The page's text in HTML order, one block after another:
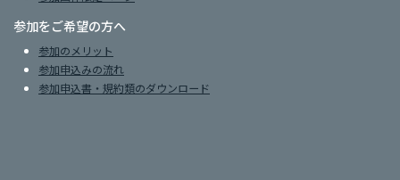
参加をご希望の方へ
参加のメリット
参加申込みの流れ
参加申込書・規約類のダウンロード